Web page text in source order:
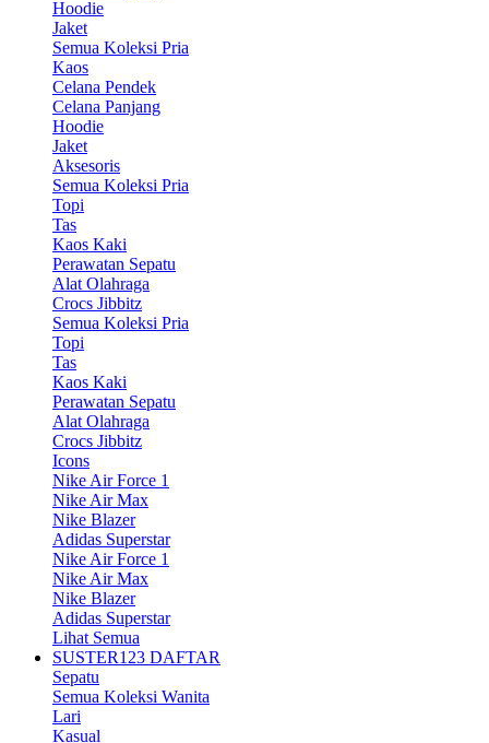
Hoodie
Jaket
Semua Koleksi Pria
Kaos
Celana Pendek
Celana Panjang
Hoodie
Jaket
Aksesoris
Semua Koleksi Pria
Topi
Tas
Kaos Kaki
Perawatan Sepatu
Alat Olahraga
Crocs Jibbitz
Semua Koleksi Pria
Topi
Tas
Kaos Kaki
Perawatan Sepatu
Alat Olahraga
Crocs Jibbitz
Icons
Nike Air Force 1
Nike Air Max
Nike Blazer
Adidas Superstar
Nike Air Force 1
Nike Air Max
Nike Blazer
Adidas Superstar
Lihat Semua
SUSTER123 DAFTAR
Sepatu
Semua Koleksi Wanita
Lari
Kasual